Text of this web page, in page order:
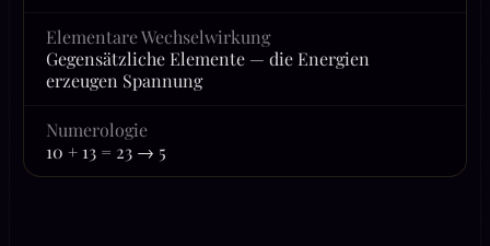
Elementare Wechselwirkung
Gegensätzliche Elemente — die Energien
erzeugen Spannung
Numerologie
10 + 13 = 23 → 5